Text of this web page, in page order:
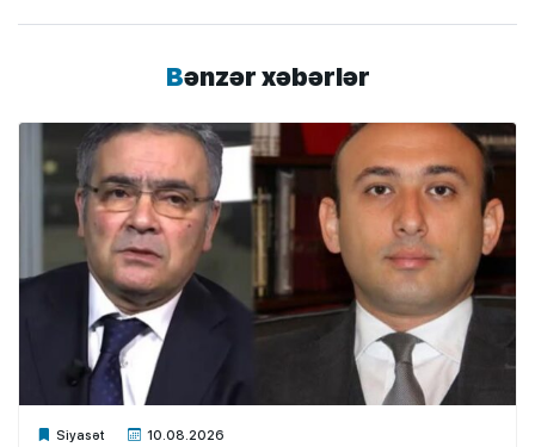
Bənzər xəbərlər
Siyasət 10.08.2026
Xalq.Online